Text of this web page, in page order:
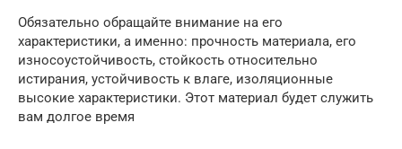
Обязательно обращайте внимание на его
характеристики, а именно: прочность материала, его
износоустойчивость, стойкость относительно
истирания, устойчивость к влаге, изоляционные
высокие характеристики. Этот материал будет служить
вам долгое время